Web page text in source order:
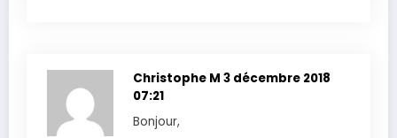
Christophe M 3 décembre 2018
07:21
Bonjour,